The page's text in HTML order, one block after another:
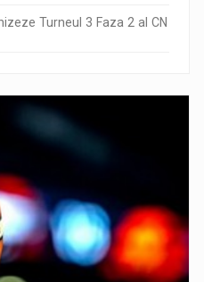
Turneul 3 Faza 2 al CN